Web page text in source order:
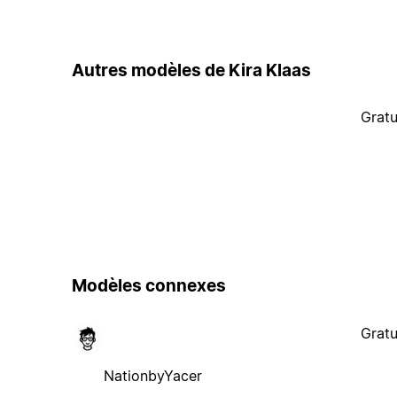
Autres modèles de Kira Klaas
Modèles connexes
NationbyYacer